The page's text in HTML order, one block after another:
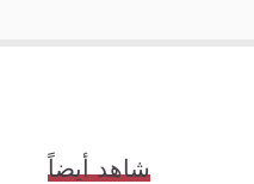
شاهد أيضاً